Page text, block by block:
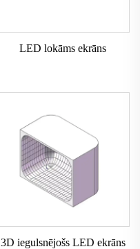
LED lokāms ekrāns
3D iegulsnējošs LED ekrāns